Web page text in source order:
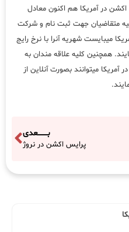
در آمریکا هم اکنون معادل
میباشد که کلیه متقاضیان جهت ثبت نام و شرکت
میبایست شهریه آنرا با نرخ رایج
همچنین کلیه علاقه مندان به
میتوانند بصورت آنلاین از
بــــــــعدی
پرایس اکشن در نروژ